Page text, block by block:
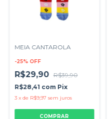
MEIA CANTAROLA
-25% OFF
R$29,90 R$39,90
R$28,41 com Pix
3 xde R$9,97 sem juros
COMPRAR